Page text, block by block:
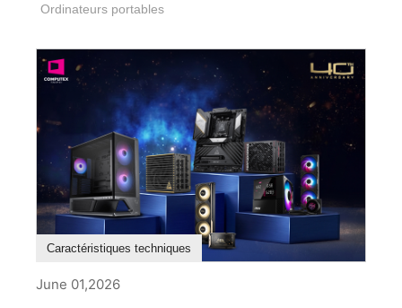
Ordinateurs portables
Caractéristiques techniques
June 01,2026